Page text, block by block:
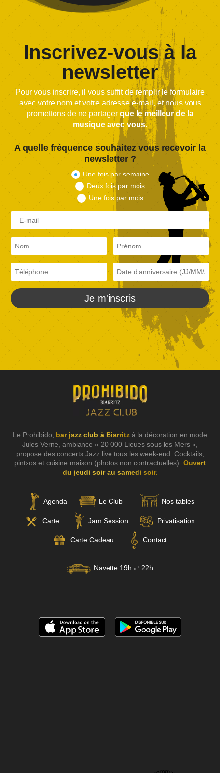
Inscrivez-vous à la
newsletter
Pour vous inscrire, il vous suffit de remplir le formulaire
avec votre nom et votre adresse e-mail, et nous vous
promettons de ne partager que le meilleur de la
musique avec vous.
A quelle fréquence souhaitez vous recevoir la
newsletter ?
Une fois par semaine
Deux fois par mois
Une fois par mois
Je m'inscris
Le Prohibido, bar jazz club à Biarritz à la décoration en mode
Jules Verne, ambiance « 20 000 Lieues sous les Mers »,
propose des concerts Jazz live tous les week-end. Cocktails,
pintxos et cuisine maison (photos non contractuelles). Ouvert
du jeudi soir au samedi soir.
Agenda Le Club Nos tables
Carte Jam Session Privatisation
Carte Cadeau Contact
Navette 19h ⇄ 22h